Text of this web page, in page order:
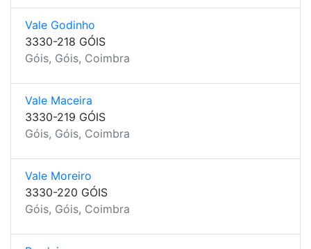
Vale Godinho
3330-218 GÓIS
Góis, Góis, Coimbra
Vale Maceira
3330-219 GÓIS
Góis, Góis, Coimbra
Vale Moreiro
3330-220 GÓIS
Góis, Góis, Coimbra